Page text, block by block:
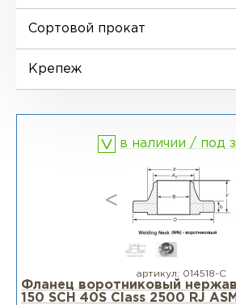
Сортовой прокат
Крепеж
в наличии / под
артикул: 014518-С
Фланец воротниковый
150 SCH 40S Class 2500 RJ